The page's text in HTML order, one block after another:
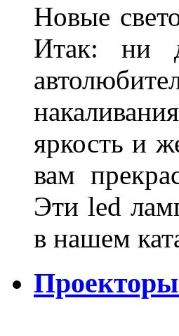
Новые
Итак: ни
яркость и
вам
Эти led
в нашем
Проекторы